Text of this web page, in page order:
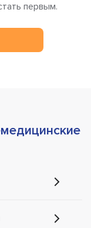
первым.